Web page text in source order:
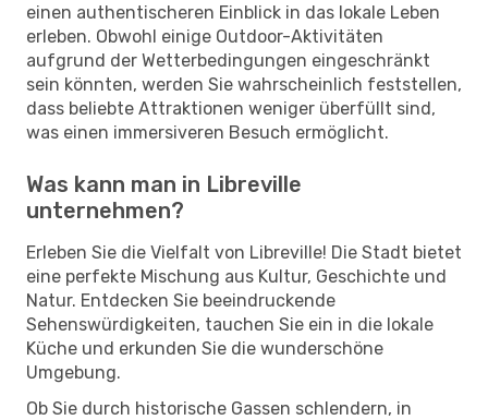
einen authentischeren Einblick in das lokale Leben
erleben. Obwohl einige Outdoor-Aktivitäten
aufgrund der Wetterbedingungen eingeschränkt
sein könnten, werden Sie wahrscheinlich feststellen,
dass beliebte Attraktionen weniger überfüllt sind,
was einen immersiveren Besuch ermöglicht.
Was kann man in Libreville
unternehmen?
Erleben Sie die Vielfalt von Libreville! Die Stadt bietet
eine perfekte Mischung aus Kultur, Geschichte und
Natur. Entdecken Sie beeindruckende
Sehenswürdigkeiten, tauchen Sie ein in die lokale
Küche und erkunden Sie die wunderschöne
Umgebung.
Ob Sie durch historische Gassen schlendern, in